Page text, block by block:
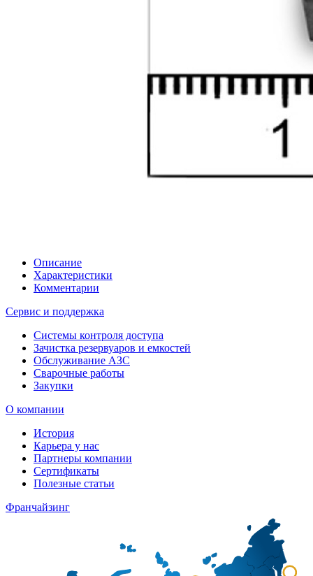
Описание
Характеристики
Комментарии
Сервис и поддержка
Системы контроля доступа
Зачистка резервуаров и емкостей
Обслуживание АЗС
Сварочные работы
Закупки
О компании
История
Карьера у нас
Партнеры компании
Сертификаты
Полезные статьи
Франчайзинг